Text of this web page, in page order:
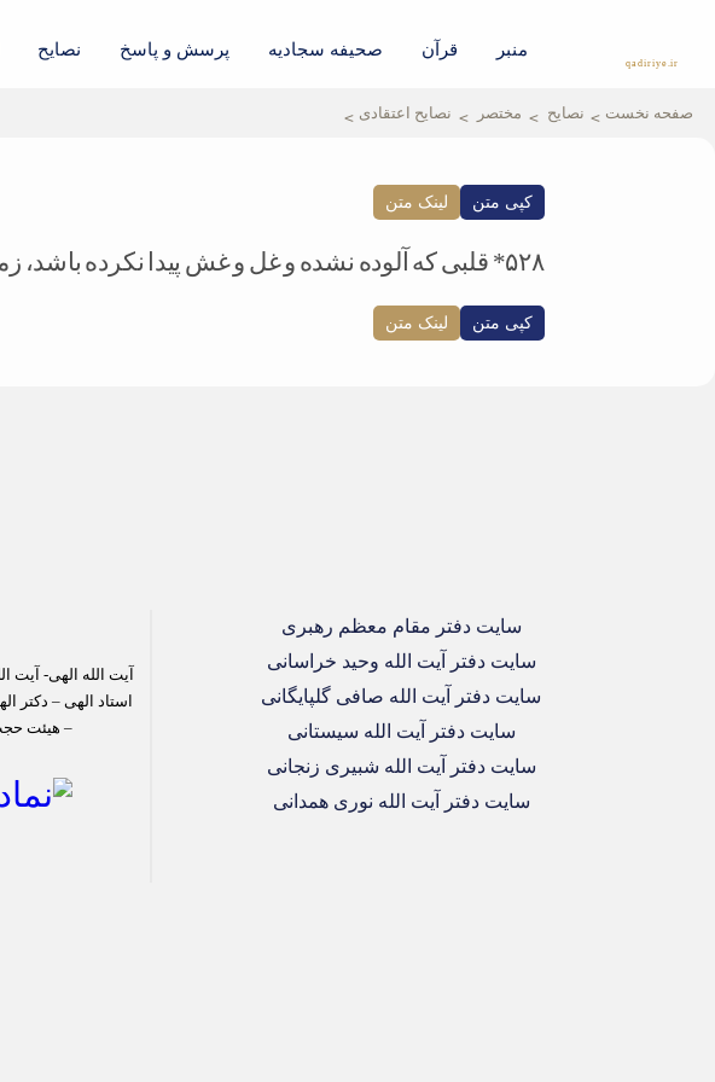
qadiriye.ir
منبر قرآن صحیفه سجادیه پرسش و پاسخ نصایح
صفحه نخست نصایح مختصر نصایح اعتقادی
کپی متن لینک متن
۵۲۸* قلبی که آلوده نشده و غل و غش پیدا نکرده باشد، زمینه ی پذیرش حق را پیدا می کند.
کپی متن لینک متن
سایت دفتر مقام معظم رهبری
سایت دفتر آیت الله وحید خراسانی
سایت دفتر آیت الله صافی گلپایگانی
سایت دفتر آیت الله سیستانی
سایت دفتر آیت الله شبیری زنجانی
سایت دفتر آیت الله نوری همدانی
آیت الله الهی-
استاد الهی – دکتر
– هیئت